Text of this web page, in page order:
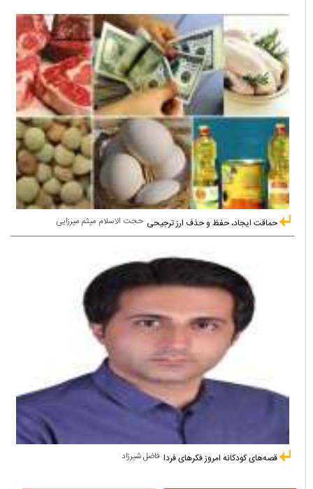
حجت الاسلام میثم میرزایی حماقت ایجاد، حفظ و حذف ارز ترجیحی
فاضل شیرزاد قصه‌های کودکانه امروز فکرهای فردا